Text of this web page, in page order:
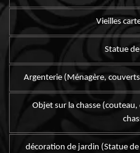
Vieilles
Statue
Argenterie (Ménagère,
Objet sur la chasse
décoration de jardin (Statue